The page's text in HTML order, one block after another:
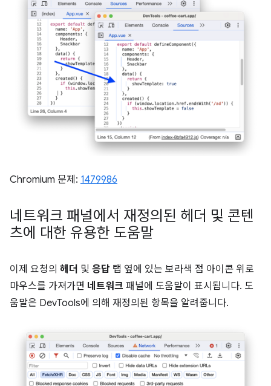
Chromium 문제: 1479986
네트워크 패널에서 재정의된 헤더 및 콘텐
츠에 대한 유용한 도움말
이제 요청의 헤더 및 응답 탭 옆에 있는 보라색 점 아이콘 위로
마우스를 가져가면 네트워크 패널에 도움말이 표시됩니다. 도
움말은 DevTools에 의해 재정의된 항목을 알려줍니다.